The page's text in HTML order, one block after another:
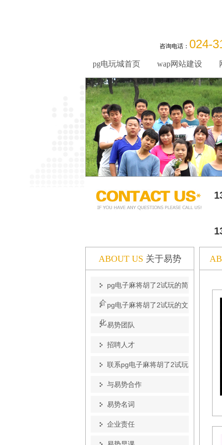
咨询电话： 024-
pg电玩城首页 wap网站建设
ABOUT US 关于易势
pg电子麻将胡了2试玩的简
介pg电子麻将胡了2试玩的文
化易势团队
招聘人才
联系pg电子麻将胡了2试玩
与易势合作
易势名词
企业责任